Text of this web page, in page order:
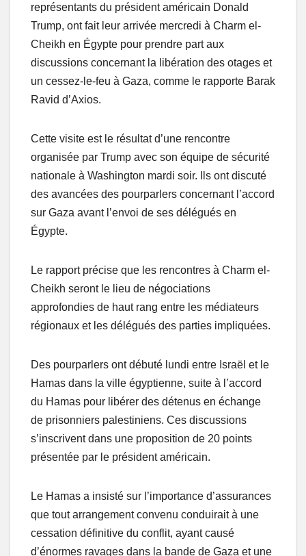
représentants du président américain Donald
Trump, ont fait leur arrivée mercredi à Charm el-
Cheikh en Égypte pour prendre part aux
discussions concernant la libération des otages et
un cessez-le-feu à Gaza, comme le rapporte Barak
Ravid d’Axios.
Cette visite est le résultat d’une rencontre
organisée par Trump avec son équipe de sécurité
nationale à Washington mardi soir. Ils ont discuté
des avancées des pourparlers concernant l’accord
sur Gaza avant l’envoi de ses délégués en
Égypte.
Le rapport précise que les rencontres à Charm el-
Cheikh seront le lieu de négociations
approfondies de haut rang entre les médiateurs
régionaux et les délégués des parties impliquées.
Des pourparlers ont débuté lundi entre Israël et le
Hamas dans la ville égyptienne, suite à l’accord
du Hamas pour libérer des détenus en échange
de prisonniers palestiniens. Ces discussions
s’inscrivent dans une proposition de 20 points
présentée par le président américain.
Le Hamas a insisté sur l’importance d’assurances
que tout arrangement convenu conduirait à une
cessation définitive du conflit, ayant causé
d’énormes ravages dans la bande de Gaza et une